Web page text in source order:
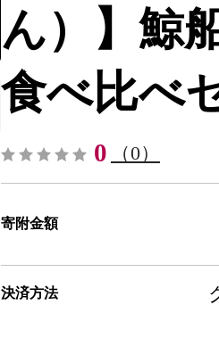
ん）】鯨
食べ比べ
0 （0）
寄附金額
決済方法